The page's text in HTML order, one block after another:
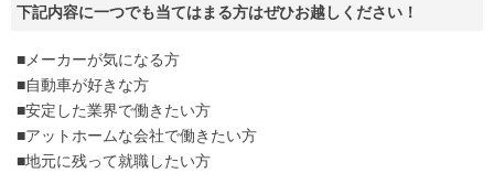
下記内容に一つでも当てはまる方はぜひお越しください！
■メーカーが気になる方
■自動車が好きな方
■安定した業界で働きたい方
■アットホームな会社で働きたい方
■地元に残って就職したい方